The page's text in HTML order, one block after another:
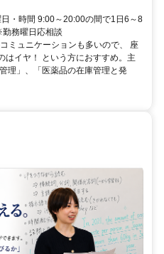
・時間 9:00～20:00の間で1日6～8
務曜日応相談
ミュニケーションも多いので、 座
はイヤ！ という方におすすめ。主
理」、「医薬品の在庫管理と発